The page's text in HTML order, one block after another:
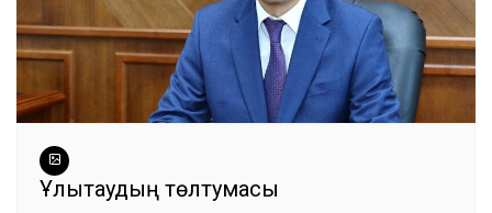
Ұлытаудың төлтумасы